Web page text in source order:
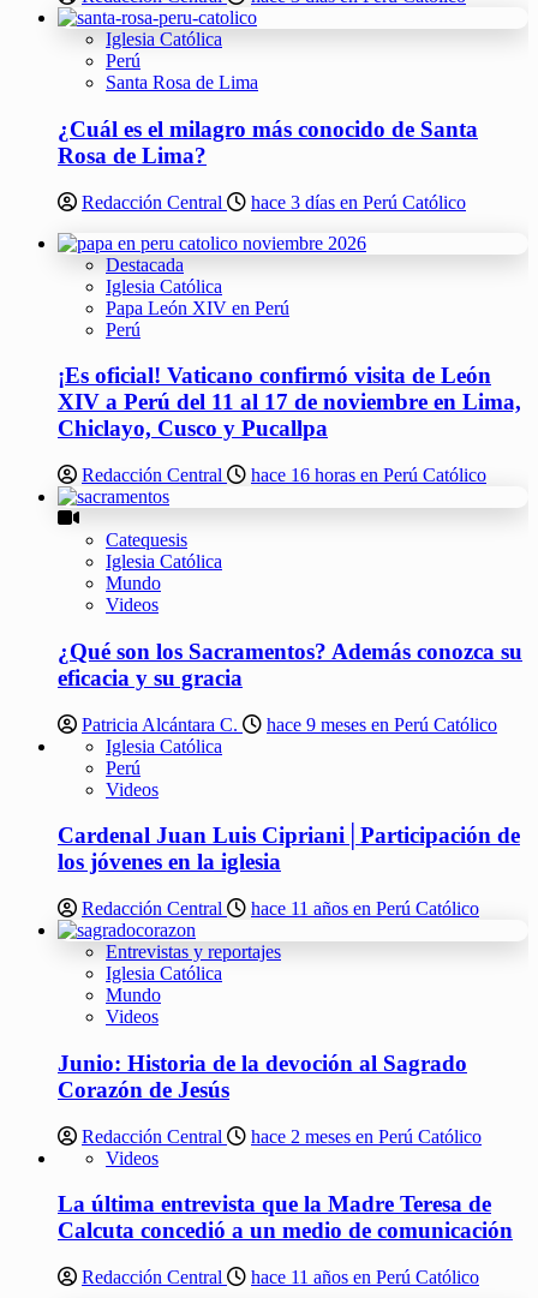
Iglesia Católica
Perú
Santa Rosa de Lima
¿Cuál es el milagro más conocido de Santa
Rosa de Lima?
Redacción Central hace 3 días en Perú Católico
Destacada
Iglesia Católica
Papa León XIV en Perú
Perú
¡Es oficial! Vaticano confirmó visita de León
XIV a Perú del 11 al 17 de noviembre en Lima,
Chiclayo, Cusco y Pucallpa
Redacción Central hace 16 horas en Perú Católico
Catequesis
Iglesia Católica
Mundo
Videos
¿Qué son los Sacramentos? Además conozca su
eficacia y su gracia
Patricia Alcántara C.
hace 9 meses en Perú Católico
Iglesia Católica
Perú
Videos
Cardenal Juan Luis Cipriani│Participación de
los jóvenes en la iglesia
Redacción Central hace 11 años en Perú Católico
Entrevistas y reportajes
Iglesia Católica
Mundo
Videos
Junio: Historia de la devoción al Sagrado
Corazón de Jesús
Redacción Central
hace 2 meses en Perú Católico
Videos
La última entrevista que la Madre Teresa de
Calcuta concedió a un medio de comunicación
Redacción Central hace 11 años en Perú Católico